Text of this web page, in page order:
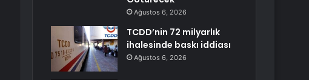
Ağustos 6, 2026
TCDD’nin 72 milyarlık
ihalesinde baskı iddiası
Ağustos 6, 2026